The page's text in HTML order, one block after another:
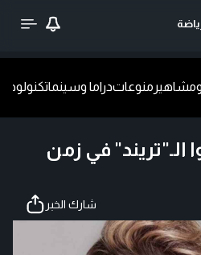
منوعاتدراما وسينماتكنولوجيا
الـ"تريند" في زمن
شارك الخبر